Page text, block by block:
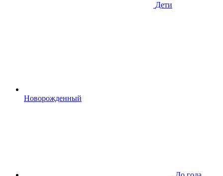
Дети
Новорожденный